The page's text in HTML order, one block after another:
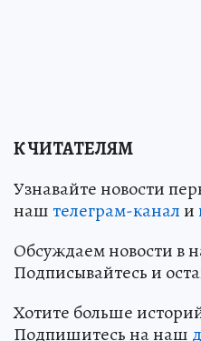
К ЧИТАТЕЛЯМ
Узнавайте новости
наштелеграм-канали
Обсуждаем новости в
Подписывайтесь и
Хотите больше
Подпишитесь на наш